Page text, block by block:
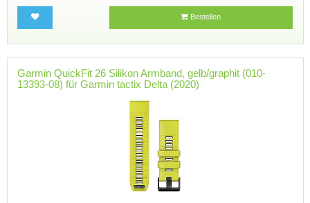
Bestellen
Garmin QuickFit 26 Silikon Armband, gelb/graphit (010-
13393-08) für Garmin tactix Delta (2020)